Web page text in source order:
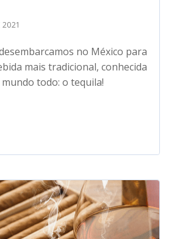
2021
no México para
mais tradicional, conhecida
todo: o tequila!